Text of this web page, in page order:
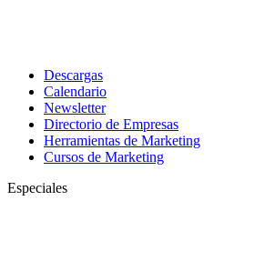
Descargas
Calendario
Newsletter
Directorio de Empresas
Herramientas de Marketing
Cursos de Marketing
Especiales